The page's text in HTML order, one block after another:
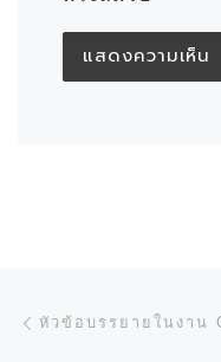
การนำทางข